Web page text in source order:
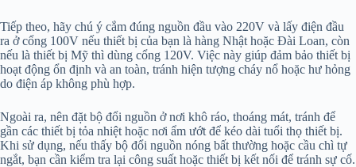
Tiếp theo, hãy chú ý cắm đúng nguồn đầu vào 220V và lấy điện đầu
ra ở cổng 100V nếu thiết bị của bạn là hàng Nhật hoặc Đài Loan, còn
nếu là thiết bị Mỹ thì dùng cổng 120V. Việc này giúp đảm bảo thiết bị
hoạt động ổn định và an toàn, tránh hiện tượng cháy nổ hoặc hư hỏng
do điện áp không phù hợp.
Ngoài ra, nên đặt bộ đổi nguồn ở nơi khô ráo, thoáng mát, tránh để
gần các thiết bị tỏa nhiệt hoặc nơi ẩm ướt để kéo dài tuổi thọ thiết bị.
Khi sử dụng, nếu thấy bộ đổi nguồn nóng bất thường hoặc cầu chì tự
ngắt, bạn cần kiểm tra lại công suất hoặc thiết bị kết nối để tránh sự cố.